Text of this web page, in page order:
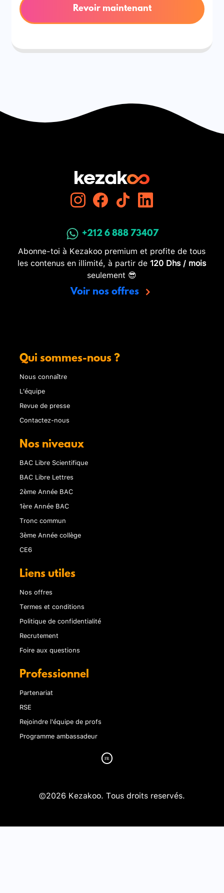
Revoir maintenant
+212 6 888 73407
Abonne-toi à Kezakoo premium et profite de tous
les contenus en illimité, à partir de 120 Dhs / mois
seulement 😎
Voir nos offres
Qui sommes-nous ?
Nous connaître
L'équipe
Revue de presse
Contactez-nous
Nos niveaux
BAC Libre Scientifique
BAC Libre Lettres
2ème Année BAC
1ère Année BAC
Tronc commun
3ème Année collège
CE6
Liens utiles
Nos offres
Termes et conditions
Politique de confidentialité
Recrutement
Foire aux questions
Professionnel
Partenariat
RSE
Rejoindre l'équipe de profs
Programme ambassadeur
©2026 Kezakoo. Tous droits reservés.